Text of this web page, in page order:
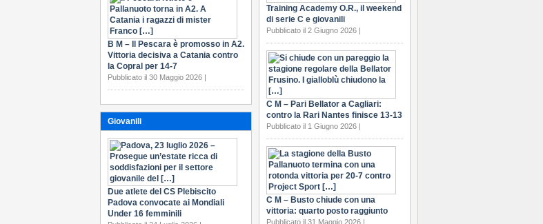
Training Academy O.R., il weekend
di serie C e giovanili
Pubblicato il 2 Giugno 2026 |
C M – Pari Bellator a Cagliari:
contro la Rari Nantes finisce 13-13
Pubblicato il 1 Giugno 2026 |
C M – Busto chiude con una
vittoria: quarto posto raggiunto
Pubblicato il 31 Maggio 2026 |
B M – Il Pescara è promosso in A2.
Vittoria decisiva a Catania contro
la Copral per 14-7
Pubblicato il 30 Maggio 2026 |
Giovanili
Due atlete del CS Plebiscito
Padova convocate ai Mondiali
Under 16 femminili